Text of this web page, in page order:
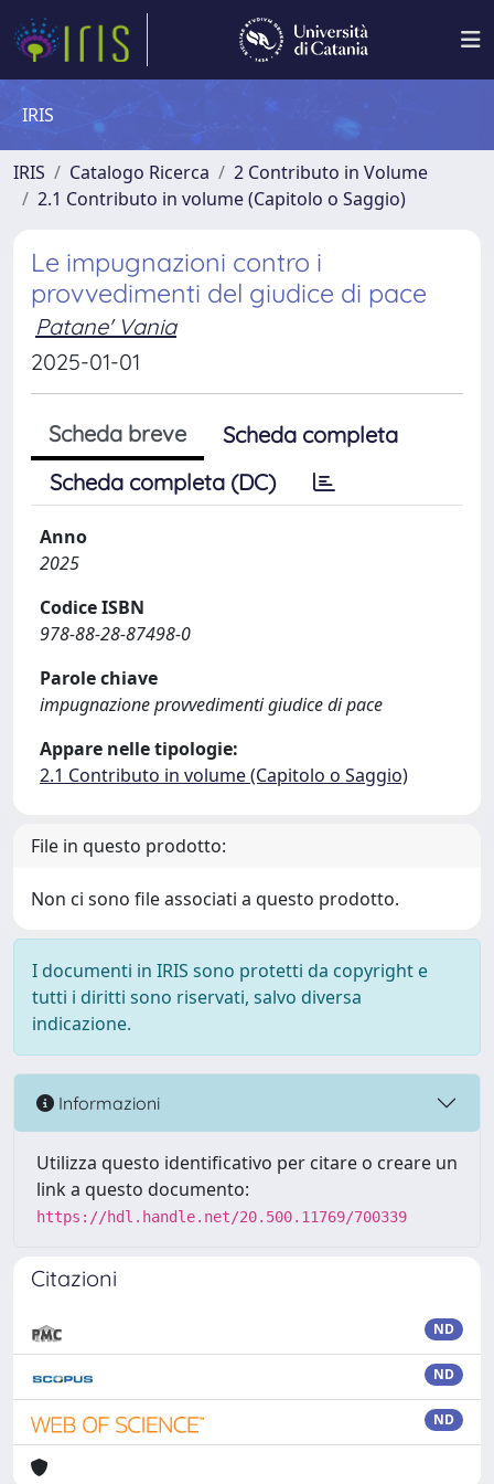
IRIS
IRIS Catalogo Ricerca
2 Contributo in Volume
2.1 Contributo in volume (Capitolo o Saggio)
Le impugnazioni contro i
provvedimenti del giudice di pace
Patane' Vania
2025-01-01
Scheda breve
Scheda completa
Scheda completa (DC)
Anno
2025
Codice ISBN
978-88-28-87498-0
Parole chiave
impugnazione provvedimenti giudice di pace
Appare nelle tipologie:
2.1 Contributo in volume (Capitolo o Saggio)
File in questo prodotto:
Non ci sono file associati a questo prodotto.
I documenti in IRIS sono protetti da copyright e
tutti i diritti sono riservati, salvo diversa
indicazione.
Informazioni
Utilizza questo identificativo per citare o creare un
link a questo documento:
https://hdl.handle.net/20.500.11769/700339
Citazioni
ND
ND
ND